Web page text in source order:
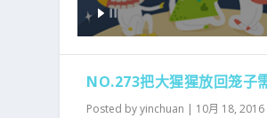
频
播
放
器NO.273把大猩猩放回笼子
Posted byyinchuan | 10月 18, 2016